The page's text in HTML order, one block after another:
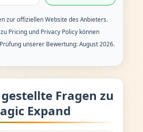
zur offiziellen Website des Anbieters.
Pricing und Privacy Policy können
unserer Bewertung: August 2026.
gestellte Fragen zu
Expand